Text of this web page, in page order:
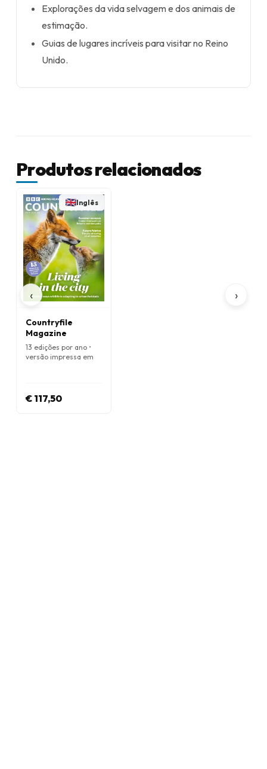
Explorações da vida selvagem e dos animais de
estimação.
Guias de lugares incríveis para visitar no Reino
Unido.
Produtos relacionados
‹
Inglês
Countryfile
Magazine
13 edições por ano •
versão impressa em
€ 117,50
›